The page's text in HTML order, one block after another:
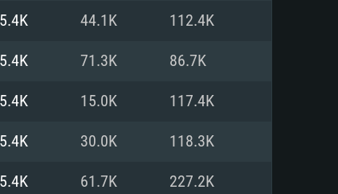
DirectX 11 ou superior;
superior, Radeon RX 570
Xeon não suportado)
Vega II ou superior com
6 meses) / equivalentes
com os drivers mais
44.1K 112.4K
71.3K 86.7K
15.0K 117.4K
30.0K 118.3K
61.7K 227.2K